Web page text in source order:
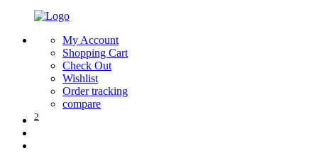
My Account
Shopping Cart
Check Out
Wishlist
Order tracking
compare
2